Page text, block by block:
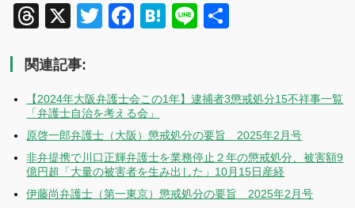
Threads
X TwitterFacebook
Hatena
Line
関連記事:
【2024年大阪弁護士会この1年】逮捕者3懲戒処分15不祥事一覧
「弁護士自治を考える会」
原啓一郎弁護士（大阪）懲戒処分の要旨 2025年2月号
非弁提携で川口正輝弁護士を業務停止２年の懲戒処分、被害額9
億円超「大量の被害者を生み出した」10月15日産経
伊藤尚弁護士（第一東京）懲戒処分の要旨 2025年2月号